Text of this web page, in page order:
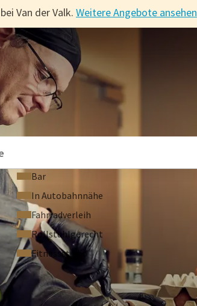
Van der Valk. Weitere Angebote ansehen
Bar
In Autobahnnähe
Fahrradverleih
Rollstuhlgerecht
Fitnessstudio